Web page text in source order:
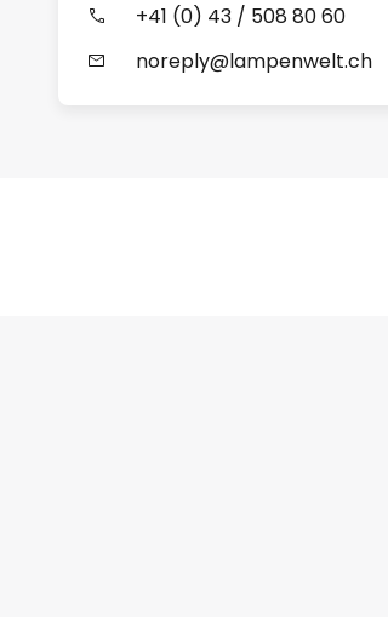
+41 (0) 43 / 508 80 60
noreply@lampenwelt.ch